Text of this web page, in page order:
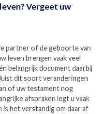
Vergeet uw
partner of de geboorte van
leven brengen vaak veel
belangrijk document daarbij
dit soort veranderingen
of uw testament nog
afspraken legt u vaak
is het verstandig om daar af